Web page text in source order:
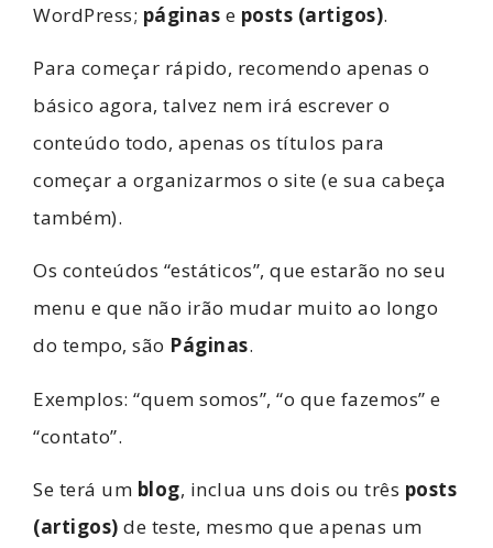
WordPress; páginas e posts (artigos).
Para começar rápido, recomendo apenas o
básico agora, talvez nem irá escrever o
conteúdo todo, apenas os títulos para
começar a organizarmos o site (e sua cabeça
também).
Os conteúdos “estáticos”, que estarão no seu
menu e que não irão mudar muito ao longo
do tempo, são Páginas.
Exemplos: “quem somos”, “o que fazemos” e
“contato”.
Se terá um blog, inclua uns dois ou três posts
(artigos) de teste, mesmo que apenas um